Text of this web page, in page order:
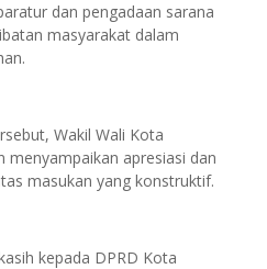
dan pengadaan sarana
masyarakat dalam
Wakil Wali Kota
menyampaikan apresiasi dan
masukan yang konstruktif.
kepada DPRD Kota